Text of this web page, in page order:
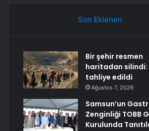
Son Eklenen
Bir şehir resmen
haritadan silindi:
tahliye edildi
Ağustos 7, 2026
Samsun’un
Zenginliği TOBB
Kurulunda